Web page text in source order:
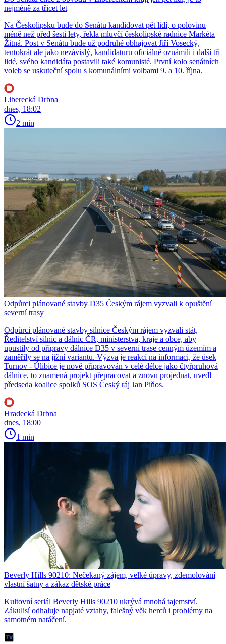
nejméně za třicet let
Na Českolipsku bude do Senátu kandidovat pět lidí, o polovinu
méně než před šesti lety, řekla mluvčí českolipské radnice Markéta
Žitná. Post v Senátu bude už podruhé obhajovat Jiří Vosecký,
tentokrát ale jako nezávislý, kandidaturu oficiálně oznámili i další tři
lidé, svého kandidáta postavili také komunisté. První kolo senátních
voleb se uskuteční spolu s komunálními volbami 9. a 10. října.
Liberecká Drbna
dnes, 18:02
2 min
Odpůrci plánované stavby D35 Českým rájem vyzvali k opuštění
severní trasy
Odpůrci plánované stavby silnice Českým rájem vyzvali stát,
Ředitelství silnic a dálnic ČR, ministerstva, kraje a obce, aby
upustily od přípravy dálnice D35 v severní trase cenným územím a
zaměřily se na jižní variantu. Výzva je reakcí na informaci, že úsek
Turnov - Úlibice je nově připravován v celé délce jako čtyřpruhová
dálnice, to znamená projekt přepracovat a znovu projednat, uvedl
předseda koalice spolků SOS Český ráj Jan Piňos.
Hradecká Drbna
dnes, 18:00
1 min
Beverly Hills 90210: Nečekaný zájem, velké úpravy, zdemolování
vlastní šatny a zákaz dětské práce
Kultovní seriál Beverly Hills 90210 ukrývá mnohá tajemství.
Zákulisí odhaluje napjaté vztahy, falešný věk herců i problémy na
samotném natáčení.